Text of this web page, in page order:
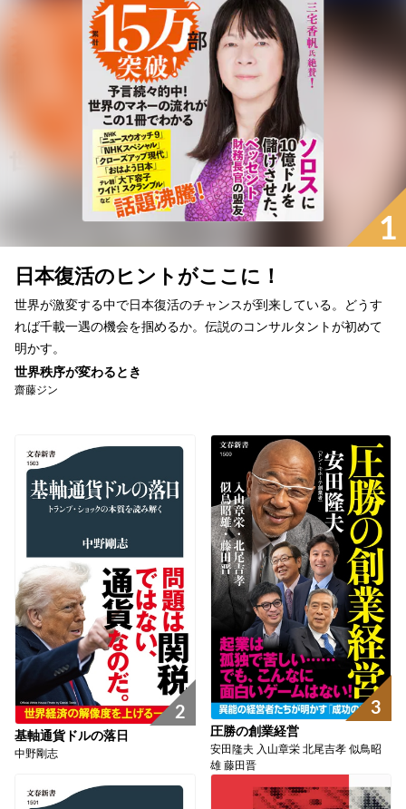
1
日本復活のヒントがここに！
世界が激変する中で日本復活のチャンスが到来している。どうす
れば千載一遇の機会を掴めるか。伝説のコンサルタントが初めて
明かす。
世界秩序が変わるとき
齋藤ジン
2
基軸通貨ドルの落日
中野剛志
3
圧勝の創業経営
安田隆夫 入山章栄 北尾吉孝 似鳥昭
雄 藤田晋